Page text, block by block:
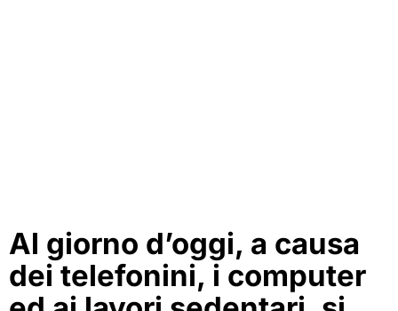
Al giorno d’oggi, a causa
dei telefonini, i computer